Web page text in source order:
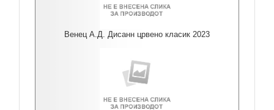
Венец А.Д. Дисанн црвено класик 2023